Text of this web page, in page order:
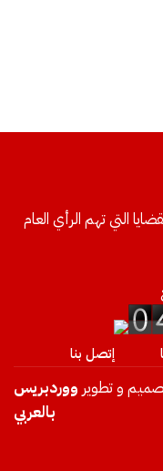
التي تهم الرأي العام
إتصل بنا
و تطوير ووردبريس
بالعربي